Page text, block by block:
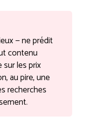
— ne prédit
contenu
les prix
au pire, une
recherches